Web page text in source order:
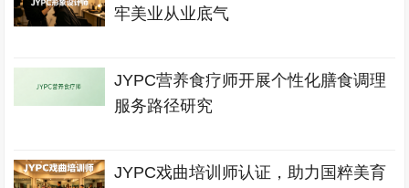
牢美业从业底气
JYPC营养食疗师开展个性化膳食调理
服务路径研究
JYPC戏曲培训师认证，助力国粹美育